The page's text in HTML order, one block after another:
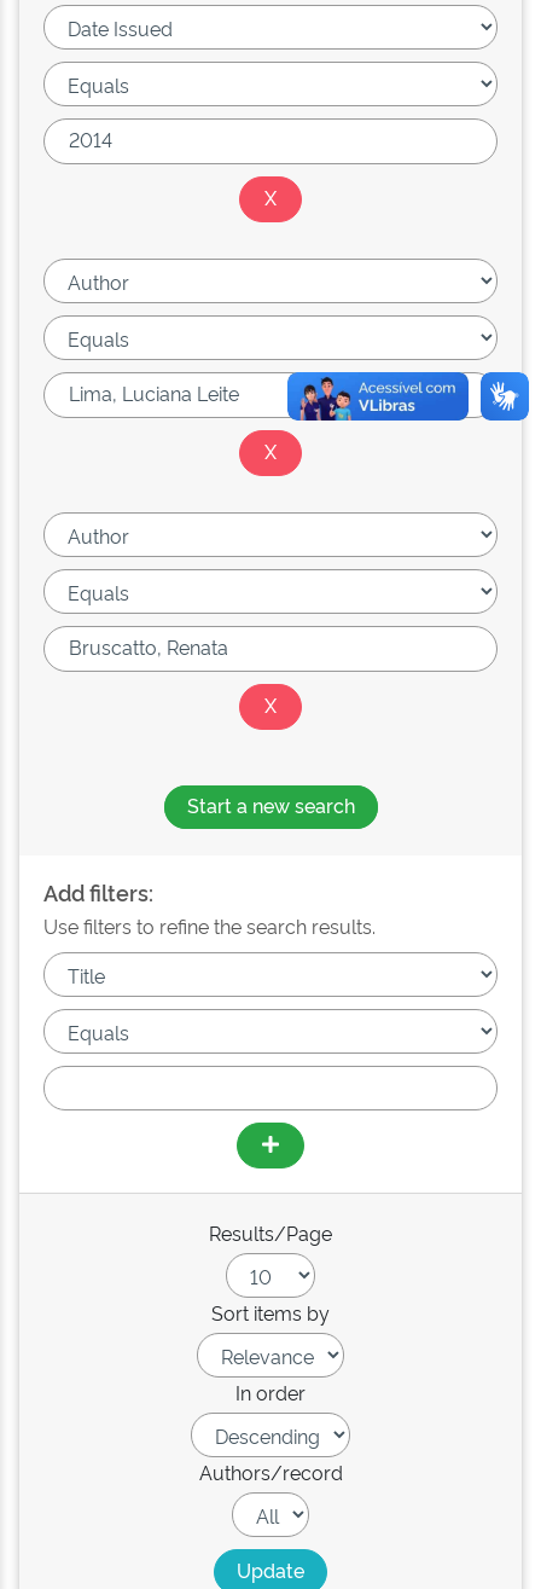
Start a new search
Add filters:
Use filters to refine the search results.
Results/Page
Sort items by
In order
Authors/record